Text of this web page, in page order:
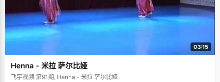
03:15
Henna - 米拉 萨尔比娅
飞宇视频 第91期, Henna - 米拉 萨尔比娅